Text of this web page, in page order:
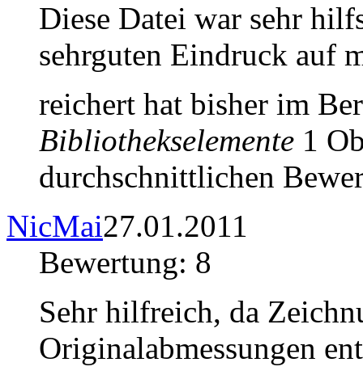
Diese Datei war sehr
sehrguten Eindruck auf
reichert hat bisher im
Bibliothekselemente 1
durchschnittlichen
NicMai27.01.2011
Bewertung: 8
Sehr hilfreich, da
Originalabmessungen